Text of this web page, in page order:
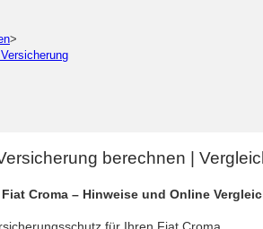
>
berechnen |
Croma – Hinweise und Online
für Ihren Fiat Croma